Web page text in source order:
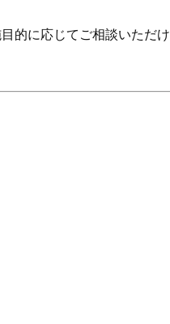
的に応じてご相談いただけ